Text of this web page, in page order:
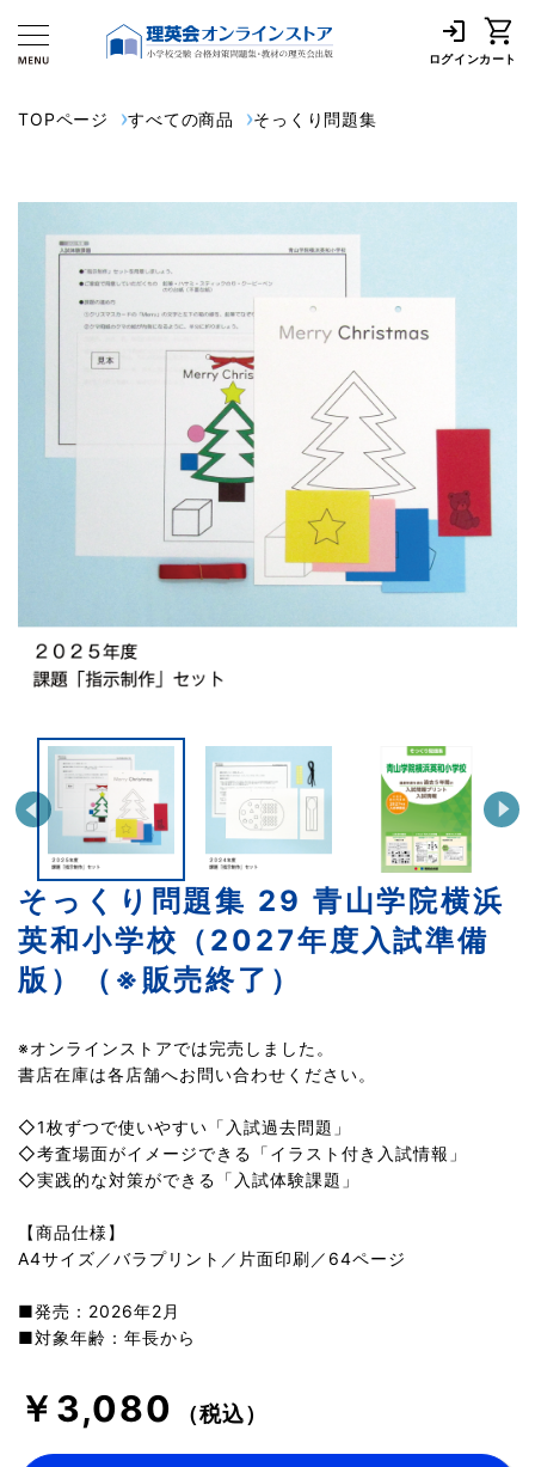
ログインカート
TOPページ すべての商品 そっくり問題集
そっくり問題集 29 青山学院横浜
英和小学校（2027年度入試準備
版）（※販売終了）
※オンラインストアでは完売しました。
書店在庫は各店舗へお問い合わせください。
◇1枚ずつで使いやすい「入試過去問題」
◇考査場面がイメージできる「イラスト付き入試情報」
◇実践的な対策ができる「入試体験課題」
【商品仕様】
A4サイズ／バラプリント／片面印刷／64ページ
■発売：2026年2月
■対象年齢：年長から
￥3,080 （税込）